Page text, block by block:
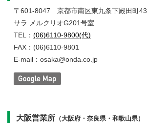
〒601-8047 京都市南区東九条下殿田町43
サラ メルクリオG201号室
TEL： (06)6110-9800(代)
FAX：(06)6110-9801
E-mail：osaka@onda.co.jp
大阪営業所 （大阪府・奈良県・和歌山県）